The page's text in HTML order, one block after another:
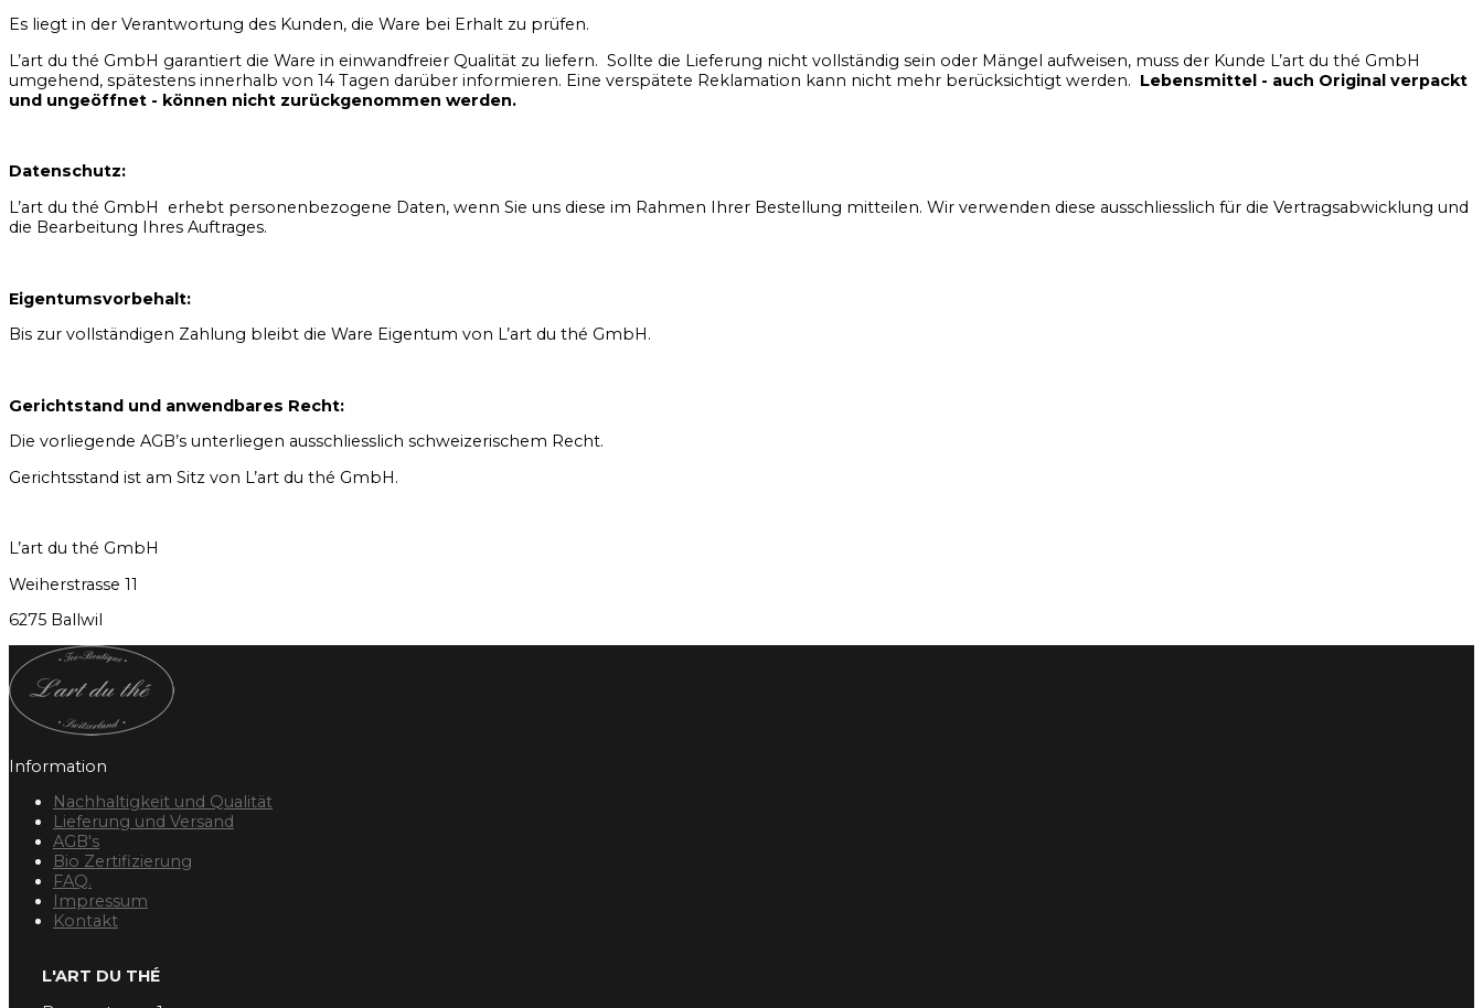
Es liegt in der Verantwortung des Kunden, die Ware bei Erhalt zu prüfen.
L’art du thé GmbH garantiert die Ware in einwandfreier Qualität zu liefern. Sollte die Lieferung nicht vollständig sein oder Mängel aufweisen, muss der Kunde L’art du thé GmbH
umgehend, spätestens innerhalb von 14 Tagen darüber informieren. Eine verspätete Reklamation kann nicht mehr berücksichtigt werden. Lebensmittel - auch Original verpackt
und ungeöffnet - können nicht zurückgenommen werden.
Datenschutz:
L’art du thé GmbH erhebt personenbezogene Daten, wenn Sie uns diese im Rahmen Ihrer Bestellung mitteilen. Wir verwenden diese ausschliesslich für die Vertragsabwicklung und
die Bearbeitung Ihres Auftrages.
Eigentumsvorbehalt:
Bis zur vollständigen Zahlung bleibt die Ware Eigentum von L’art du thé GmbH.
Gerichtstand und anwendbares Recht:
Die vorliegende AGB’s unterliegen ausschliesslich schweizerischem Recht.
Gerichtsstand ist am Sitz von L’art du thé GmbH.
L’art du thé GmbH
Weiherstrasse 11
6275 Ballwil
Information
Nachhaltigkeit und Qualität
Lieferung und Versand
AGB's
Bio Zertifizierung
FAQ.
Impressum
Kontakt
L'ART DU THÉ